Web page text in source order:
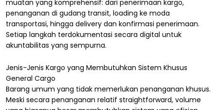
muatan yang komprehensif: dari penerimaan kargo,
penanganan di gudang transit, loading ke moda
transportasi, hingga delivery dan konfirmasi penerimaan.
Setiap langkah terdokumentasi secara digital untuk
akuntabilitas yang sempurna.
Jenis-Jenis Kargo yang Membutuhkan Sistem Khusus
General Cargo
Barang umum yang tidak memerlukan penanganan khusus.
Meski secara penanganan relatif straightforward, volume